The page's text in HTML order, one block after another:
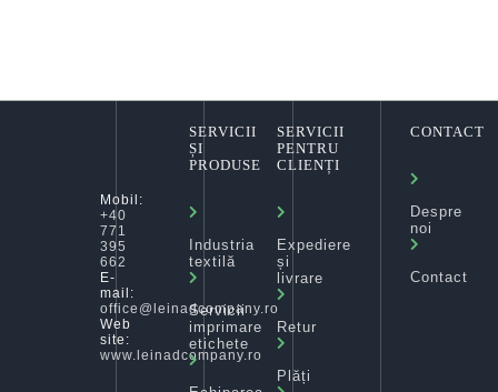
Mobil:
+40
771
395
662
E-
mail:
office@leinadcompany.ro
Web
site:
www.leinadcompany.ro
SERVICII
ȘI
PRODUSE
Industria
textilă
Servicii
imprimare
etichete
SERVICII
PENTRU
CLIENȚI
Expediere
și
livrare
Retur
Plăți
CONTACT
Despre
noi
Contact